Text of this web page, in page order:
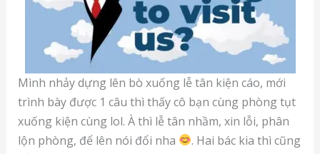
Mình nhảy dựng lên bò xuống lễ tân kiện cáo, mới
trình bày được 1 câu thì thấy cô bạn cùng phòng tụt
xuống kiện cùng lol. À thì lễ tân nhầm, xin lỗi, phân
lộn phòng, để lên nói đổi nha
. Hai bác kia thì cũng